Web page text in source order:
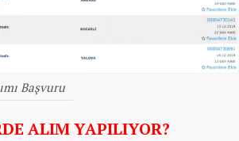
Başvuru
ALIM YAPILIYOR?